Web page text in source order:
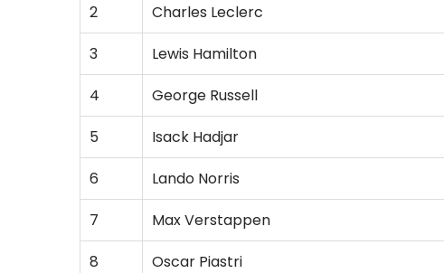
2
Charles Leclerc
3
Lewis Hamilton
4
George Russell
5
Isack Hadjar
6
Lando Norris
7
Max Verstappen
8
Oscar Piastri